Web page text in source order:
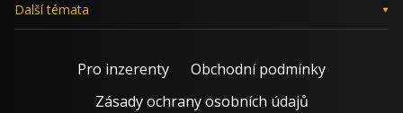
Další témata
Pro inzerenty
Obchodní podmínky
Zásady ochrany osobních údajů